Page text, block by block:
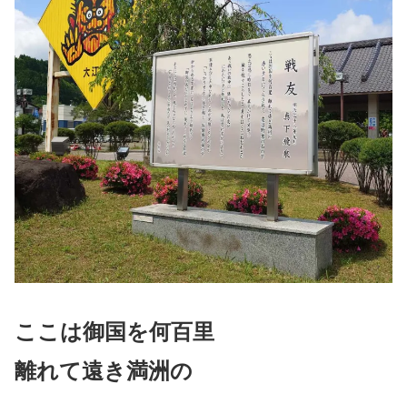
ここは御国を何百里
離れて遠き満洲の